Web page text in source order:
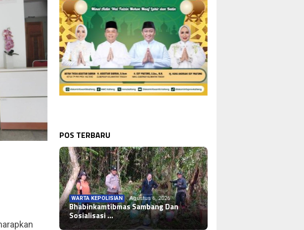
POS TERBARU
WARTA KEPOLISIAN Agustus 6, 2026
Bhabinkamtibmas Sambang Dan
Sosialisasi …